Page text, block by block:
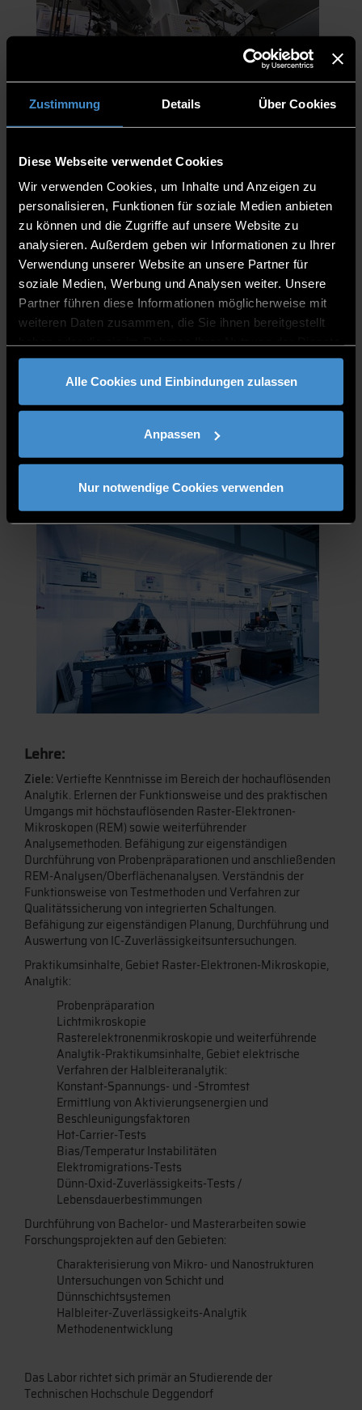
Zustimmung Details Über Cookies
Diese Webseite verwendet Cookies
Wir verwenden Cookies, um Inhalte und Anzeigen zu
personalisieren, Funktionen für soziale Medien anbieten
zu können und die Zugriffe auf unsere Website zu
analysieren. Außerdem geben wir Informationen zu Ihrer
Verwendung unserer Website an unsere Partner für
soziale Medien, Werbung und Analysen weiter. Unsere
Partner führen diese Informationen möglicherweise mit
weiteren Daten zusammen, die Sie ihnen bereitgestellt
gesammelt haben.
Alle Cookies und Einbindungen zulassen
Anpassen
Nur notwendige Cookies verwenden
Lehre:
Ziele:Vertiefte Kenntnisse im Bereich der hochauflösenden
Analytik. Erlernen der Funktionsweise und des praktischen
Umgangs mit höchstauflösenden Raster-Elektronen-
Mikroskopen (REM) sowie weiterführender
Analysemethoden. Befähigung zur eigenständigen
Durchführung von Probenpräparationen und anschließenden
REM-Analysen/Oberflächenanalysen. Verständnis der
Funktionsweise von Testmethoden und Verfahren zur
Qualitätssicherung von integrierten Schaltungen.
Befähigung zur eigenständigen Planung, Durchführung und
Auswertung von IC-Zuverlässigkeitsuntersuchungen.
Praktikumsinhalte, Gebiet Raster-Elektronen-Mikroskopie,
Analytik:
Probenpräparation
Lichtmikroskopie
Rasterelektronenmikroskopie und weiterführende
Analytik-Praktikumsinhalte, Gebiet elektrische
Verfahren der Halbleiteranalytik:
Konstant-Spannungs- und -Stromtest
Ermittlung von Aktivierungsenergien und
Beschleunigungsfaktoren
Hot-Carrier-Tests
Bias/Temperatur Instabilitäten
Elektromigrations-Tests
Dünn-Oxid-Zuverlässigkeits-Tests /
Lebensdauerbestimmungen
Durchführung von Bachelor- und Masterarbeiten sowie
Forschungsprojekten auf den Gebieten:
Charakterisierung von Mikro- und Nanostrukturen
Untersuchungen von Schicht und
Dünnschichtsystemen
Halbleiter-Zuverlässigkeits-Analytik
Methodenentwicklung
Das Labor richtet sich primär an Studierende der
Technischen Hochschule Deggendorf